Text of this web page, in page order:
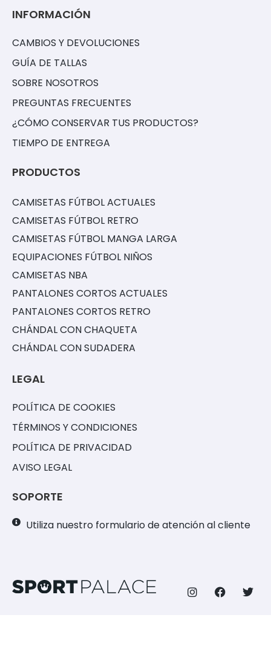
INFORMACIÓN
CAMBIOS Y DEVOLUCIONES
GUÍA DE TALLAS
SOBRE NOSOTROS
PREGUNTAS FRECUENTES
¿CÓMO CONSERVAR TUS PRODUCTOS?
TIEMPO DE ENTREGA
PRODUCTOS
CAMISETAS FÚTBOL ACTUALES
CAMISETAS FÚTBOL RETRO
CAMISETAS FÚTBOL MANGA LARGA
EQUIPACIONES FÚTBOL NIÑOS
CAMISETAS NBA
PANTALONES CORTOS ACTUALES
PANTALONES CORTOS RETRO
CHÁNDAL CON CHAQUETA
CHÁNDAL CON SUDADERA
LEGAL
POLÍTICA DE COOKIES
TÉRMINOS Y CONDICIONES
POLÍTICA DE PRIVACIDAD
AVISO LEGAL
SOPORTE
Utiliza nuestro formulario de atención al cliente